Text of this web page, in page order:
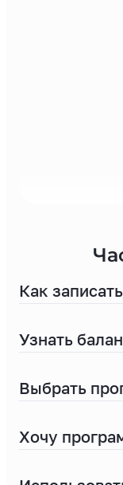
Как
App Store
Узнать
в
Выбрать
Хочу